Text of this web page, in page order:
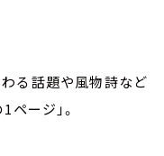
る話題や風物詩など
ージ」。